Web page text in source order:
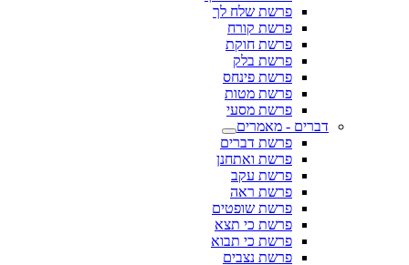
פרשת שלח לך
פרשת קורח
פרשת חוקת
פרשת בלק
פרשת פינחס
פרשת מטות
פרשת מסעי
דברים - מאמרים
פרשת דברים
פרשת ואתחנן
פרשת עקב
פרשת ראה
פרשת שופטים
פרשת כי תצא
פרשת כי תבוא
פרשת נצבים